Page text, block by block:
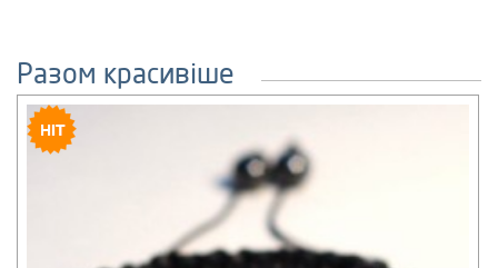
Разом красивіше